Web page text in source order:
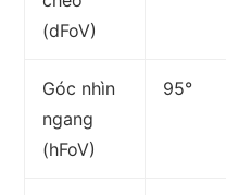
(dFoV)
Góc nhìn
ngang
(hFoV)
95°